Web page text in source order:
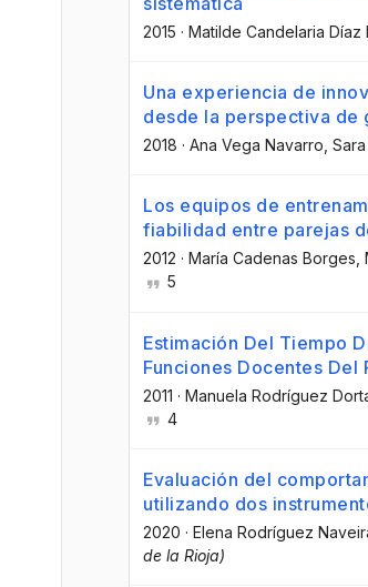
2015 · Matilde Candelaria Díaz
Una experiencia de
desde la perspectiva de
2018 · Ana Vega Navarro ,
Los equipos de
fiabilidad entre parejas
2012 · María Cadenas Borges
5
Estimación Del Tiempo
Funciones Docentes
2011 · Manuela Rodríguez
4
Evaluación del
utilizando dos
2020 · Elena Rodríguez
de la Rioja)